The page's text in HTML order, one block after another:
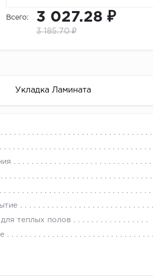
Всего: 3 027.28 ₽
3 185.70 ₽
Укладка Ламината
теплых полов